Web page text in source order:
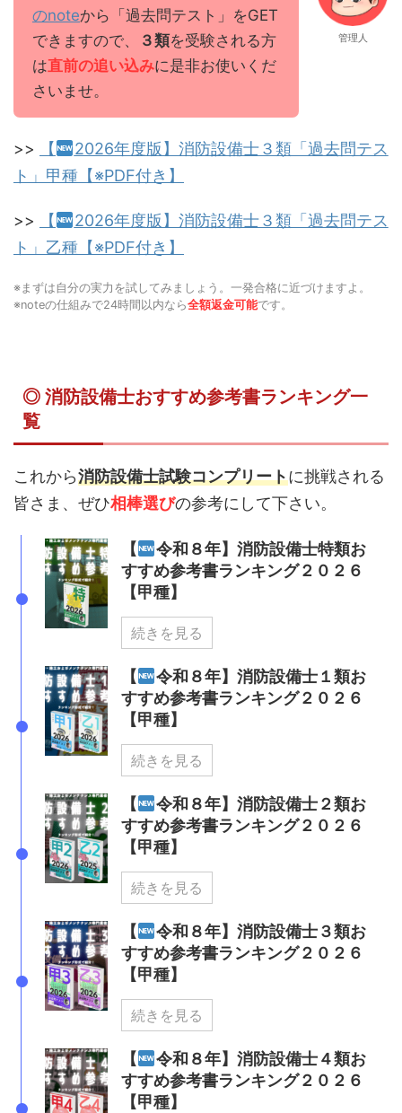
のnoteから「過去問テスト」をGET
できますので、
３類を受験される方
は直前の追い込みに是非お使いくだ
さいませ。
管理人
>> 【
2026年度版】消防設備士３類「過去問テス
ト」甲種【※PDF付き】
>> 【
2026年度版】消防設備士３類「過去問テス
ト」乙種【※PDF付き】
※まずは自分の実力を試してみましょう。一発合格に近づけますよ。
※noteの仕組みで24時間以内なら全額返金可能です。
◎ 消防設備士おすすめ参考書ランキング一
覧
これから消防設備士試験コンプリートに挑戦される
皆さま、ぜひ相棒選びの参考にして下さい。
【
令和８年】消防設備士特類お
すすめ参考書ランキング２０２６
【甲種】
続きを見る
【
令和８年】消防設備士１類お
すすめ参考書ランキング２０２６
【甲種】
続きを見る
【
令和８年】消防設備士２類お
すすめ参考書ランキング２０２６
【甲種】
続きを見る
【
令和８年】消防設備士３類お
すすめ参考書ランキング２０２６
【甲種】
続きを見る
【
令和８年】消防設備士４類お
すすめ参考書ランキング２０２６
【甲種】